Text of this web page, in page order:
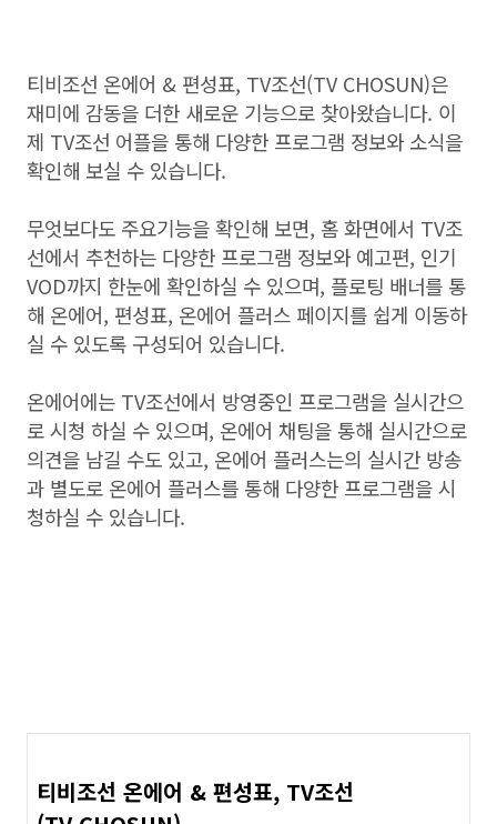
티비조선 온에어 & 편성표, TV조선(TV CHOSUN)은
재미에 감동을 더한 새로운 기능으로 찾아왔습니다. 이
제 TV조선 어플을 통해 다양한 프로그램 정보와 소식을
확인해 보실 수 있습니다.
무엇보다도 주요기능을 확인해 보면, 홈 화면에서 TV조
선에서 추천하는 다양한 프로그램 정보와 예고편, 인기
VOD까지 한눈에 확인하실 수 있으며, 플로팅 배너를 통
해 온에어, 편성표, 온에어 플러스 페이지를 쉽게 이동하
실 수 있도록 구성되어 있습니다.
온에어에는 TV조선에서 방영중인 프로그램을 실시간으
로 시청 하실 수 있으며, 온에어 채팅을 통해 실시간으로
의견을 남길 수도 있고, 온에어 플러스는의 실시간 방송
과 별도로 온에어 플러스를 통해 다양한 프로그램을 시
청하실 수 있습니다.
티비조선 온에어 & 편성표, TV조선